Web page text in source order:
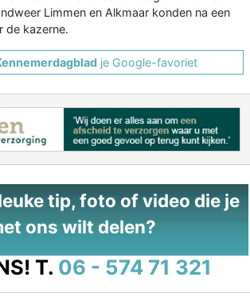
Limmen en Alkmaar konden na een
de kazerne.
je Google-favoriet
tip, foto of video die je
ons wilt delen?
T. 06 - 574 71 321